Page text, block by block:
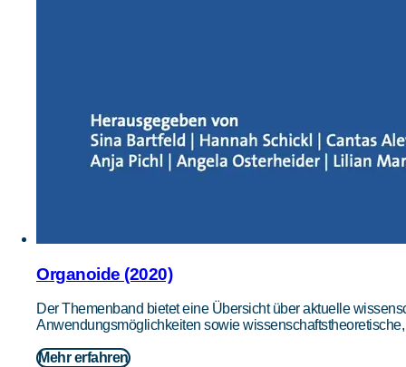
Organoide (2020)
Der Themenband bietet eine Übersicht über aktuelle
Anwendungsmöglichkeiten sowie
Mehr erfahren